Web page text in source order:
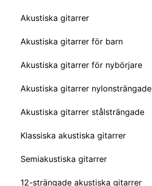
Akustiska gitarrer
Akustiska gitarrer för barn
Akustiska gitarrer för nybörjare
Akustiska gitarrer nylonsträngade
Akustiska gitarrer stålsträngade
Klassiska akustiska gitarrer
Semiakustiska gitarrer
12-strängade akustiska gitarrer